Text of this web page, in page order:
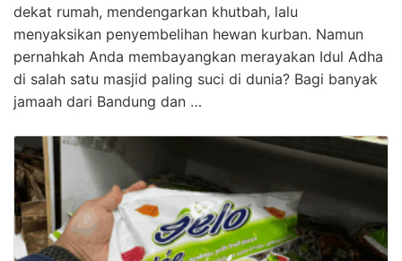
dekat rumah, mendengarkan khutbah, lalu
menyaksikan penyembelihan hewan kurban. Namun
pernahkah Anda membayangkan merayakan Idul Adha
di salah satu masjid paling suci di dunia? Bagi banyak
jamaah dari Bandung dan …